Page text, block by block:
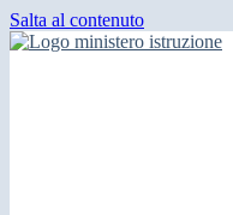
Salta al contenuto